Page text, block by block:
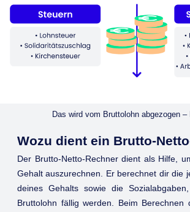
Das wird vom Bruttolohn abgezogen –
Wozu dient ein Brutto-
Der Brutto-Netto-Rechner dient als Hilfe,
Gehalt auszurechnen. Er berechnet dir die
deines Gehalts sowie die
Bruttolohn fällig werden. Beim Berechnen